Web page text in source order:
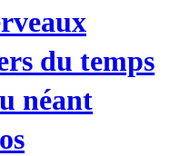
du temps
néant